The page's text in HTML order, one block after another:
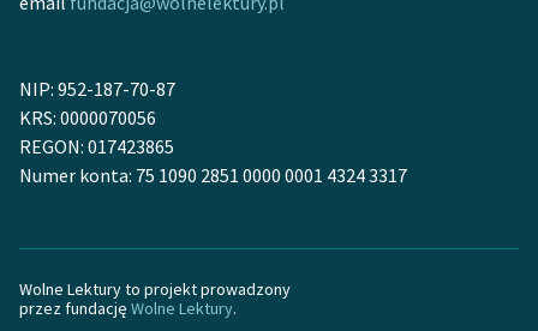
Odkurzamy bohaterów
Lektur
O nas
O projekcie
Zespół
NIP: 952-187-70-87
KRS: 0000070056
REGON: 017423865
Numer konta: 75 1090 2851 0000 0001 4324 3317
Wolne Lektury to projekt prowadzony
przez fundację Wolne Lektury.